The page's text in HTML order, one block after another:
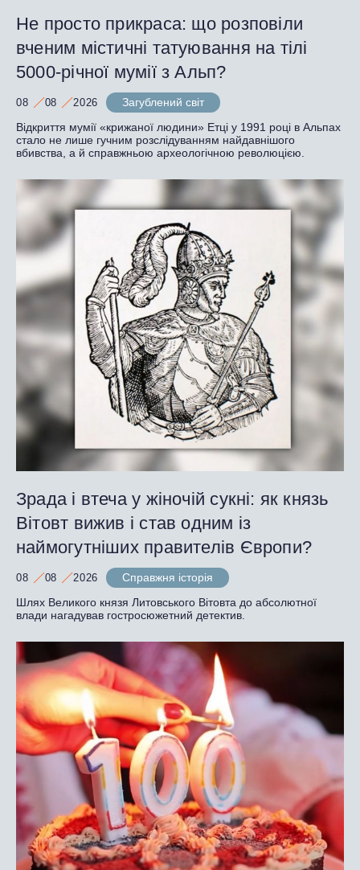
Не просто прикраса: що розповіли
вченим містичні татуювання на тілі
5000-річної мумії з Альп?
08 08 2026
Загублений світ
Відкриття мумії «крижаної людини» Етці у 1991 році в Альпах
стало не лише гучним розслідуванням найдавнішого
вбивства, а й справжньою археологічною революцією.
Зрада і втеча у жіночій сукні: як князь
Вітовт вижив і став одним із
наймогутніших правителів Європи?
08 08 2026
Справжня історія
Шлях Великого князя Литовського Вітовта до абсолютної
влади нагадував гостросюжетний детектив.